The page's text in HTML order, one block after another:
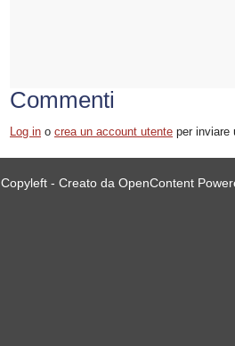
Commenti
Log in ocrea un account utente per inviare
Copyleft - Creato da OpenContent